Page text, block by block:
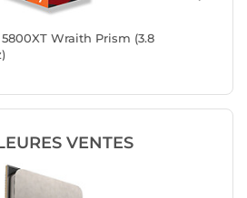
Wraith Prism (3.8
VENTES